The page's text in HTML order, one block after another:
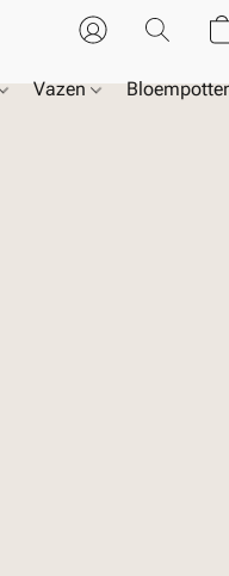
Vazen